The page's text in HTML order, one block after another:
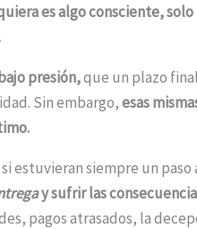
es algo consciente,
presión,que un plazo
Sin embargo,esas
estuvieran siempre un
y sufrir las
pagos atrasados, la